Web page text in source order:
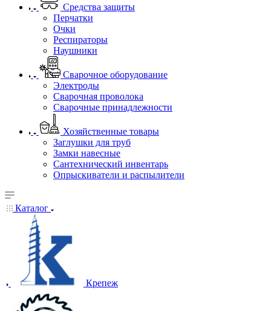
Средства защиты
Перчатки
Очки
Респираторы
Наушники
Сварочное оборудование
Электроды
Сварочная проволока
Сварочные принадлежности
Хозяйственные товары
Заглушки для труб
Замки навесные
Сантехнический инвентарь
Опрыскиватели и распылители
Каталог
Крепеж